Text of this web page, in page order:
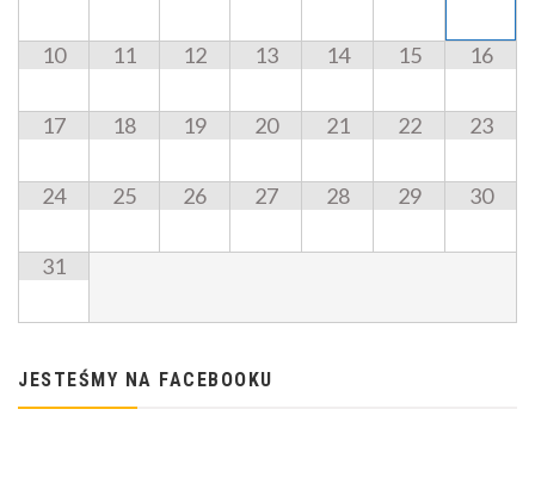
10 11 12 13 14 15 16
17 18 19 20 21 22 23
24 25 26 27 28 29 30
31
JESTEŚMY NA FACEBOOKU